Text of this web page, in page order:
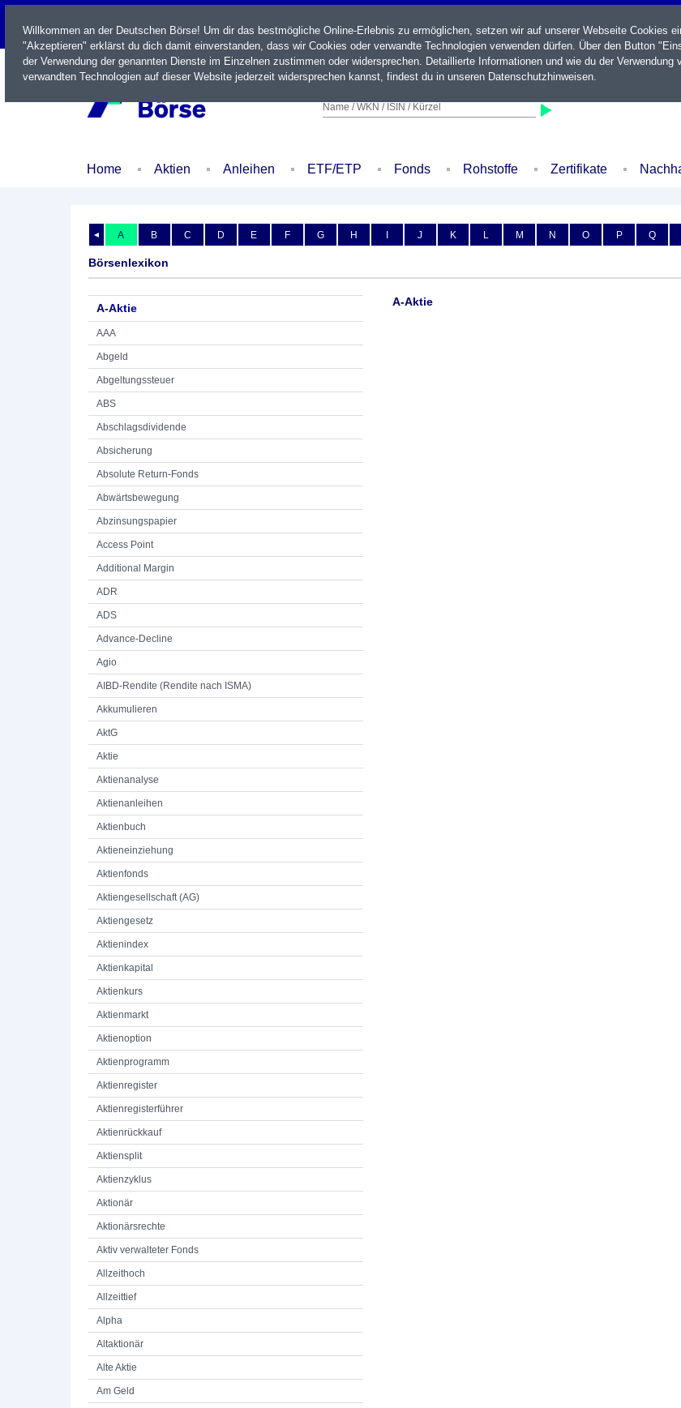
LIVE
Name / WKN / ISIN / Kürzel
Home Aktien Anleihen ETF/ETP Fonds Rohstoffe Zertifikate
◄ A B C D E F G H I J K L M N O P Q
Börsenlexikon
A-Aktie
AAA
Abgeld
Abgeltungssteuer
ABS
Abschlagsdividende
Absicherung
Absolute Return-Fonds
Abwärtsbewegung
Abzinsungspapier
Access Point
Additional Margin
ADR
ADS
Advance-Decline
Agio
AIBD-Rendite (Rendite nach ISMA)
Akkumulieren
AktG
Aktie
Aktienanalyse
Aktienanleihen
Aktienbuch
Aktieneinziehung
Aktienfonds
Aktiengesellschaft (AG)
Aktiengesetz
Aktienindex
Aktienkapital
Aktienkurs
Aktienmarkt
Aktienoption
Aktienprogramm
Aktienregister
Aktienregisterführer
Aktienrückkauf
Aktiensplit
Aktienzyklus
Aktionär
Aktionärsrechte
Aktiv verwalteter Fonds
Allzeithoch
Allzeittief
Alpha
Altaktionär
Alte Aktie
Am Geld
A-Aktie
Willkommen an der Deutschen Börse! Um dir das bestmögliche Online-Erlebnis zu ermöglichen, setzen wir auf unserer Webseite Cookies
"Akzeptieren" erklärst du dich damit einverstanden, dass wir Cookies oder verwandte Technologien verwenden dürfen. Über den Button
der Verwendung der genannten Dienste im Einzelnen zustimmen oder widersprechen. Detaillierte Informationen und wie du der Verwendung
verwandten Technologien auf dieser Website jederzeit widersprechen kannst, findest du in unseren Datenschutzhinweisen.